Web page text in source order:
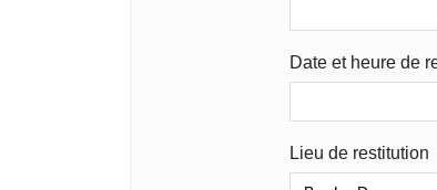
Date et heure de
Lieu de restitution